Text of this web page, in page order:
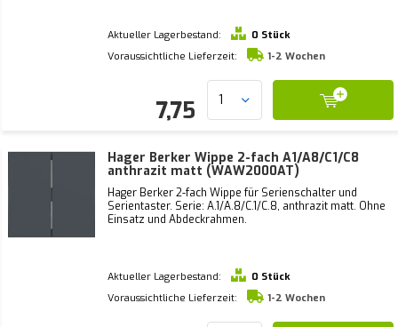
Aktueller Lagerbestand:
0 Stück
Voraussichtliche Lieferzeit:
1-2 Wochen
7,75
Hager Berker Wippe 2-fach A1/A8/C1/C8
anthrazit matt (WAW2000AT)
Hager Berker 2-fach Wippe für Serienschalter und
Serientaster. Serie: A.1/A.8/C.1/C.8, anthrazit matt. Ohne
Einsatz und Abdeckrahmen.
Aktueller Lagerbestand:
0 Stück
Voraussichtliche Lieferzeit:
1-2 Wochen